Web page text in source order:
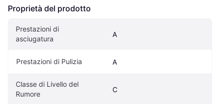
Proprietà del prodotto
Prestazioni di
asciugatura
A
Prestazioni di Pulizia A
Classe di Livello del
Rumore
C